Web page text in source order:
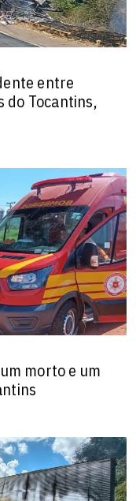
entre
do Tocantins,
morto e um